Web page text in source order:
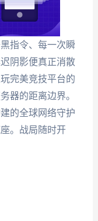
指令、每一次瞬
阴影便真正消散
完美竞技平台的
器的距离边界。
的全球网络守护
。战局随时开